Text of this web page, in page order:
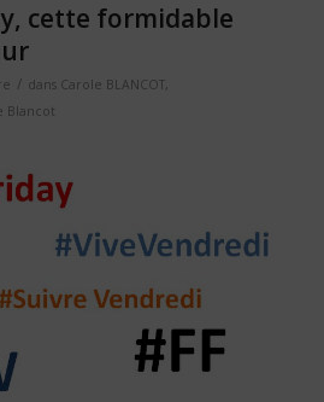
cette formidable
/ dans Carole BLANCOT,
Blancot